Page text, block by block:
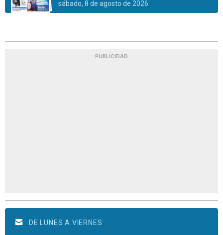
sábado, 8 de agosto de 2026
PUBLICIDAD
DE LUNES A VIERNES